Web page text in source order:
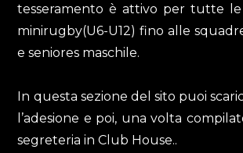
tesseramento è attivo per tutte le
minirugby(U6-U12) fino alle squadre
e seniores maschile.
In questa sezione del sito puoi
l’adesione e poi, una volta
segreteria in Club House..